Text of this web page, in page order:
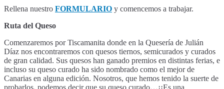
Rellena nuestro FORMULARIO y comencemos a trabajar.
Ruta del Queso
Comenzaremos por Tiscamanita donde en la Quesería de Julián
Díaz nos encontraremos con quesos tiernos, semicurados y curados
de gran calidad. Sus quesos han ganado premios en distintas ferias, e
incluso su queso curado ha sido nombrado como el mejor de
Canarias en alguna edición. Nosotros, que hemos tenido la suerte de
probarlos, podemos decir que su queso curado…¡¡Es una